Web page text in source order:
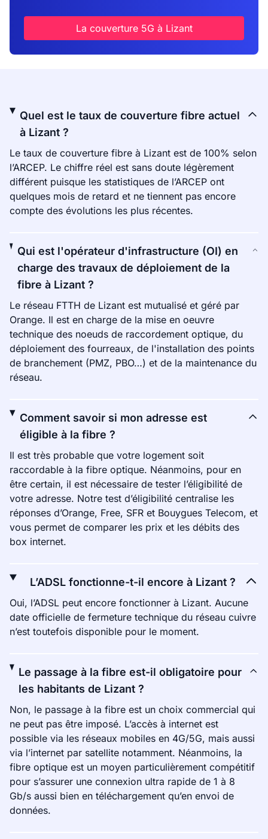
La couverture 5G à Lizant
Quel est le taux de couverture fibre actuel
à Lizant ?
Le taux de couverture fibre à Lizant est de 100% selon
l’ARCEP. Le chiffre réel est sans doute légèrement
différent puisque les statistiques de l’ARCEP ont
quelques mois de retard et ne tiennent pas encore
compte des évolutions les plus récentes.
Qui est l'opérateur d'infrastructure (OI) en
charge des travaux de déploiement de la
fibre à Lizant ?
Le réseau FTTH de Lizant est mutualisé et géré par
Orange. Il est en charge de la mise en oeuvre
technique des noeuds de raccordement optique, du
déploiement des fourreaux, de l'installation des points
de branchement (PMZ, PBO…) et de la maintenance du
réseau.
Comment savoir si mon adresse est
éligible à la fibre ?
Il est très probable que votre logement soit
raccordable à la fibre optique. Néanmoins, pour en
être certain, il est nécessaire de tester l’éligibilité de
votre adresse. Notre test d’éligibilité centralise les
réponses d’Orange, Free, SFR et Bouygues Telecom, et
vous permet de comparer les prix et les débits des
box internet.
L’ADSL fonctionne-t-il encore à Lizant ?
Oui, l’ADSL peut encore fonctionner à Lizant. Aucune
date officielle de fermeture technique du réseau cuivre
n’est toutefois disponible pour le moment.
Le passage à la fibre est-il obligatoire pour
les habitants de Lizant ?
Non, le passage à la fibre est un choix commercial qui
ne peut pas être imposé. L’accès à internet est
possible via les réseaux mobiles en 4G/5G, mais aussi
via l’internet par satellite notamment. Néanmoins, la
fibre optique est un moyen particulièrement compétitif
pour s’assurer une connexion ultra rapide de 1 à 8
Gb/s aussi bien en téléchargement qu’en envoi de
données.